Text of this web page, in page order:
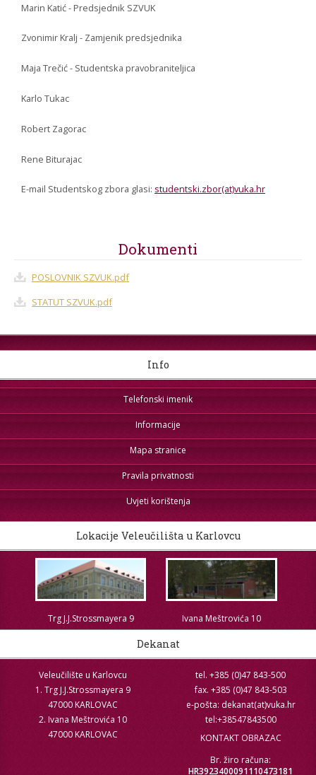
Marin Katić - Predsjednik SZVUK
Zvonimir Kralj - Zamjenik predsjednika
Maja Trečić - Studentska pravobraniteljica
Karlo Tukac
Robert Zagorac
Rene Biturajac
E-mail Studentskog zbora glasi: studentski.zbor(at)vuka.hr
Dokumenti
POSLOVNIK SZVUK.pdf
STATUT SZVUK.pdf
Info
Telefonski imenik
Informacije
Mapa stranice
Pravila privatnosti
Uvjeti korištenja
Lokacije Veleučilišta u Karlovcu
Trg J.J.Strossmayera 9 Ivana Meštrovića 10
Dekanat
Veleučilište u Karlovcu
1. Trg J.J.Strossmayera 9
47000 KARLOVAC
2. Ivana Meštrovića 10
47000 KARLOVAC
tel. +385 (0)47 843-500
fax. +385 (0)47 843-503
e-pošta: dekanat(at)vuka.hr
tel:+38547843500
KONTAKT OBRAZAC
Br. žiro računa:
HR3923400091110473181